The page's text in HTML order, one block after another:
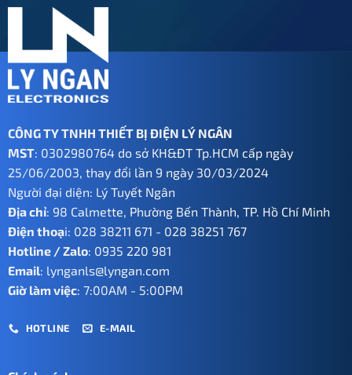
CÔNG TY TNHH THIẾT BỊ ĐIỆN LÝ NGÂN
MST: 0302980764 do sở KH&ĐT Tp.HCM cấp ngày
25/06/2003, thay đổi lần 9 ngày 30/03/2024
Người đại diện: Lý Tuyết Ngân
Địa chỉ: 98 Calmette, Phường Bến Thành, TP. Hồ Chí Minh
Điện thoại: 028 38211 671 - 028 38251 767
Hotline / Zalo: 0935 220 981
Email: lynganls@lyngan.com
Giờ làm việc: 7:00AM - 5:00PM
HOTLINE E-MAIL